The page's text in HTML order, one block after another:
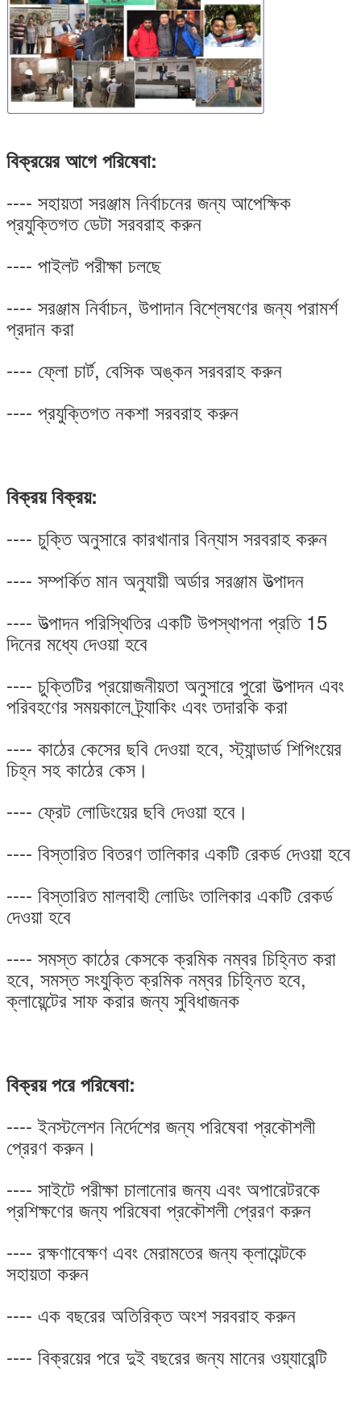
বিক্রয়ের আগে পরিষেবা:
---- সহায়তা সরঞ্জাম নির্বাচনের জন্য আপেক্ষিক
প্রযুক্তিগত ডেটা সরবরাহ করুন
---- পাইলট পরীক্ষা চলছে
---- সরঞ্জাম নির্বাচন, উপাদান বিশ্লেষণের জন্য পরামর্শ
প্রদান করা
---- ফ্লো চার্ট, বেসিক অঙ্কন সরবরাহ করুন
---- প্রযুক্তিগত নকশা সরবরাহ করুন
বিক্রয় বিক্রয়:
---- চুক্তি অনুসারে কারখানার বিন্যাস সরবরাহ করুন
---- সম্পর্কিত মান অনুযায়ী অর্ডার সরঞ্জাম উত্পাদন
---- উত্পাদন পরিস্থিতির একটি উপস্থাপনা প্রতি 15
দিনের মধ্যে দেওয়া হবে
---- চুক্তিটির প্রয়োজনীয়তা অনুসারে পুরো উত্পাদন এবং
পরিবহণের সময়কালে ট্র্যাকিং এবং তদারকি করা
---- কাঠের কেসের ছবি দেওয়া হবে, স্ট্যান্ডার্ড শিপিংয়ের
চিহ্ন সহ কাঠের কেস।
---- ফ্রেট লোডিংয়ের ছবি দেওয়া হবে।
---- বিস্তারিত বিতরণ তালিকার একটি রেকর্ড দেওয়া হবে
---- বিস্তারিত মালবাহী লোডিং তালিকার একটি রেকর্ড
দেওয়া হবে
---- সমস্ত কাঠের কেসকে ক্রমিক নম্বর চিহ্নিত করা
হবে, সমস্ত সংযুক্তি ক্রমিক নম্বর চিহ্নিত হবে,
ক্লায়েন্টের সাফ করার জন্য সুবিধাজনক
বিক্রয় পরে পরিষেবা:
---- ইনস্টলেশন নির্দেশের জন্য পরিষেবা প্রকৌশলী
প্রেরণ করুন।
---- সাইটে পরীক্ষা চালানোর জন্য এবং অপারেটরকে
প্রশিক্ষণের জন্য পরিষেবা প্রকৌশলী প্রেরণ করুন
---- রক্ষণাবেক্ষণ এবং মেরামতের জন্য ক্লায়েন্টকে
সহায়তা করুন
---- এক বছরের অতিরিক্ত অংশ সরবরাহ করুন
---- বিক্রয়ের পরে দুই বছরের জন্য মানের ওয়্যারেন্টি